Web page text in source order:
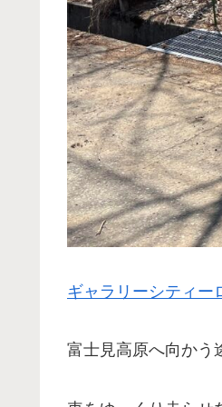
ギャラリーシティー
富士見高原へ向かう